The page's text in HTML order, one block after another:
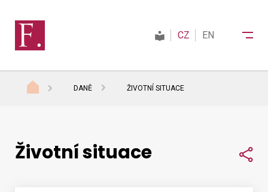
Daně
CZ EN
DANĚ ŽIVOTNÍ SITUACE
Životní situace